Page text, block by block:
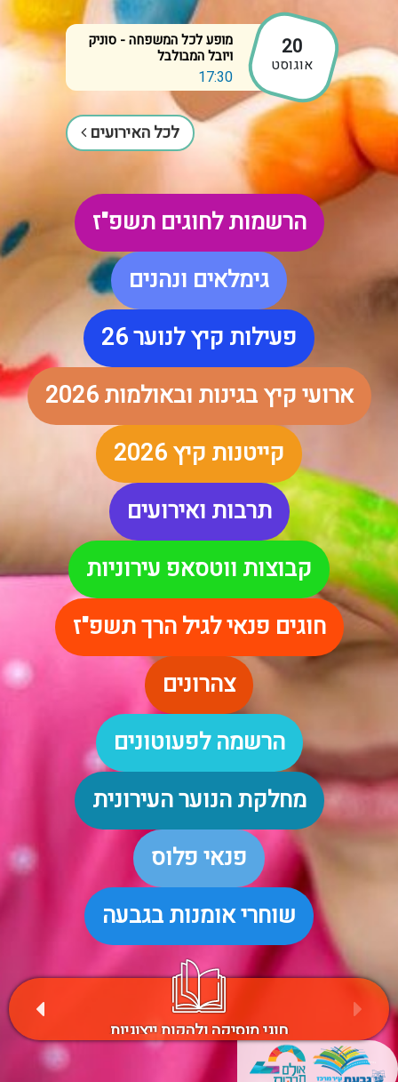
20
אוגוסט
מופע לכל המשפחה - סוניק
ויובל המבולבל
17:30
לכל האירועים
הרשמות לחוגים תשפ"ז
גימלאים ונהנים
פעילות קיץ לנוער 26
ארועי קיץ בגינות ובאולמות 2026
קייטנות קיץ 2026
תרבות ואירועים
קבוצות ווטסאפ עירוניות
חוגים פנאי לגיל הרך תשפ"ז
צהרונים
הרשמה לפעוטונים
מחלקת הנוער העירונית
פנאי פלוס
שוחרי אומנות בגבעה
שירותים בקליק
חוגי מוסיקה ולהקות ייצוגיות